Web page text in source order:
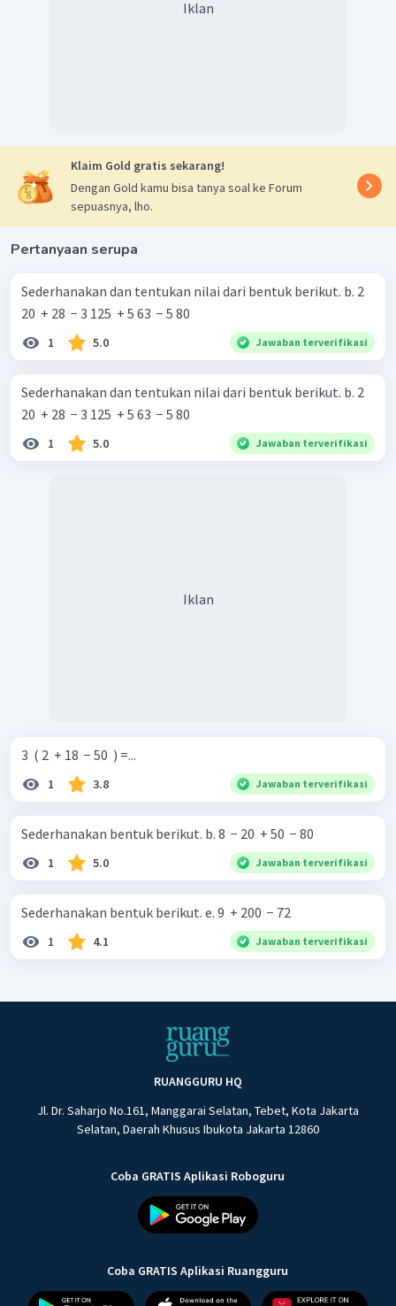
Iklan
Klaim Gold gratis sekarang!
Dengan Gold kamu bisa tanya soal ke Forum
sepuasnya, lho.
Pertanyaan serupa
Sederhanakan dan tentukan nilai dari bentuk berikut. b. 2
20 ​ + 28 ​ − 3 125 ​ + 5 63 ​ − 5 80 ​
1 5.0 Jawaban terverifikasi
Sederhanakan dan tentukan nilai dari bentuk berikut. b. 2
20 ​ + 28 ​ − 3 125 ​ + 5 63 ​ − 5 80 ​
1 5.0 Jawaban terverifikasi
Iklan
3 ​ ( 2 ​ + 18 ​ − 50 ​ ) =...
1 3.8 Jawaban terverifikasi
Sederhanakan bentuk berikut. b. 8 ​ − 20 ​ + 50 ​ − 80 ​
1 5.0 Jawaban terverifikasi
Sederhanakan bentuk berikut. e. 9 ​ + 200 ​ − 72 ​
1 4.1 Jawaban terverifikasi
RUANGGURU HQ
Jl. Dr. Saharjo No.161, Manggarai Selatan, Tebet, Kota Jakarta
Selatan, Daerah Khusus Ibukota Jakarta 12860
Coba GRATIS Aplikasi Roboguru
Coba GRATIS Aplikasi Ruangguru